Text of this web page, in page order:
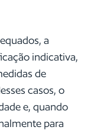
a
indicativa,
de
casos, o
e, quando
para